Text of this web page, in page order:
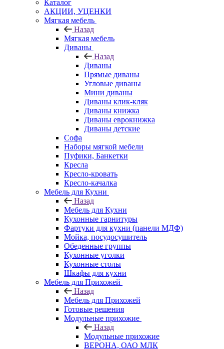
Каталог
АКЦИИ, УЦЕНКИ
Мягкая мебель
Назад
Мягкая мебель
Диваны
Назад
Диваны
Прямые диваны
Угловые диваны
Мини диваны
Диваны клик-кляк
Диваны книжка
Диваны еврокнижка
Диваны детские
Софа
Наборы мягкой мебели
Пуфики, Банкетки
Кресла
Кресло-кровать
Кресло-качалка
Мебель для Кухни
Назад
Мебель для Кухни
Кухонные гарнитуры
Фартуки для кухни (панели МДФ)
Мойка, посудосушитель
Обеденные группы
Кухонные уголки
Кухонные столы
Шкафы для кухни
Мебель для Прихожей
Назад
Мебель для Прихожей
Готовые решения
Модульные прихожие
Назад
Модульные прихожие
ВЕРОНА, ОАО МЛК